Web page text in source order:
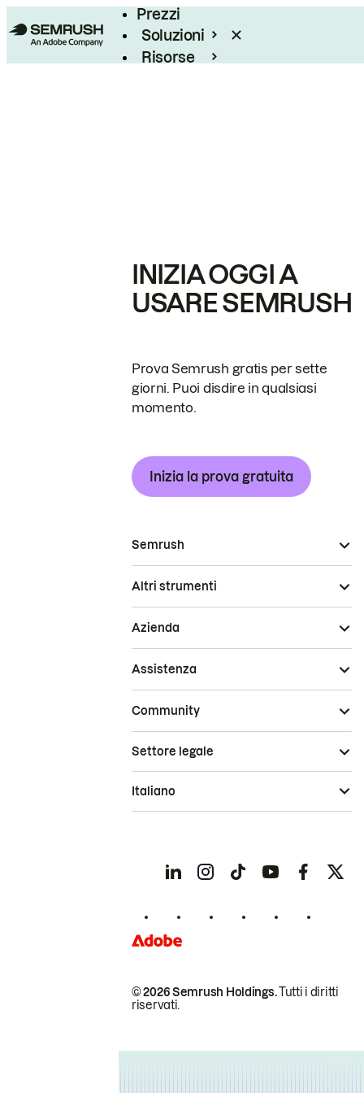
Prezzi
Soluzioni
Risorse
INIZIA OGGI A
USARE SEMRUSH
Prova Semrush gratis per sette
giorni. Puoi disdire in qualsiasi
momento.
Inizia la prova gratuita
Semrush
Altri strumenti
Azienda
Assistenza
Community
© 2026 Semrush Holdings.Tutti i diritti
riservati.
Settore legale
Italiano